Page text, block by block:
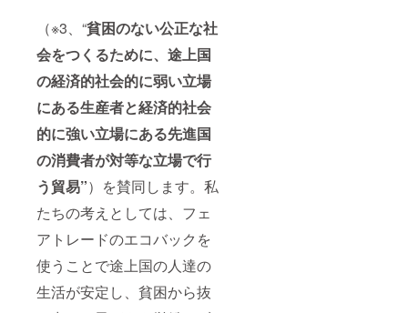
（※3、“貧困のない公正な社
会をつくるために、途上国
の経済的社会的に弱い立場
にある生産者と経済的社会
的に強い立場にある先進国
の消費者が対等な立場で行
う貿易”）を賛同します。私
たちの考えとしては、フェ
アトレードのエコバックを
使うことで途上国の人達の
生活が安定し、貧困から抜